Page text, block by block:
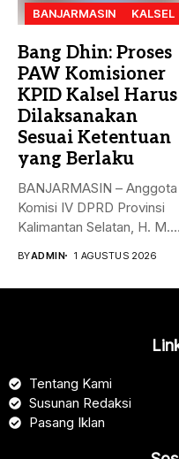
BANJARMASIN KALSEL
Bang Dhin: Proses
PAW Komisioner
KPID Kalsel Harus
Dilaksanakan
Sesuai Ketentuan
yang Berlaku
BANJARMASIN – Anggota
Komisi IV DPRD Provinsi
Kalimantan Selatan, H. M.
BYADMIN 1 AGUSTUS 2026
Tentang Kami
Susunan Redaksi
Pasang Iklan